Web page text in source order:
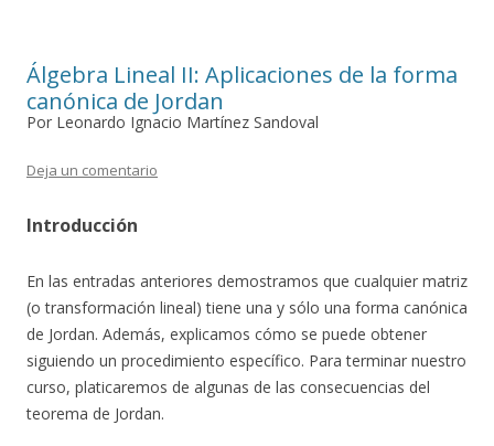
Álgebra Lineal II: Aplicaciones de la forma
canónica de Jordan
Por Leonardo Ignacio Martínez Sandoval
Deja un comentario
Introducción
En las entradas anteriores demostramos que cualquier matriz
(o transformación lineal) tiene una y sólo una forma canónica
de Jordan. Además, explicamos cómo se puede obtener
siguiendo un procedimiento específico. Para terminar nuestro
curso, platicaremos de algunas de las consecuencias del
teorema de Jordan.